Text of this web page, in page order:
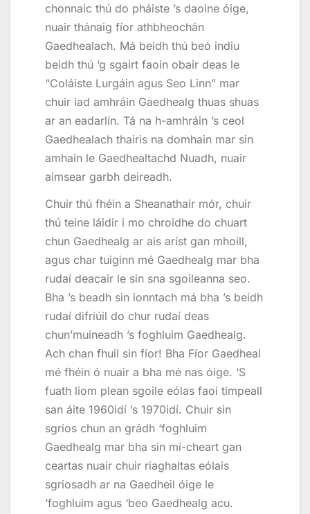
chonnaic thú do pháiste ’s daoine óige,
nuair thánaig fíor athbheochán
Gaedhealach. Má beidh thú beó indiu
beidh thú ‘g sgairt faoin obair deas le
“Coláiste Lurgáin agus Seo Linn” mar
chuir iad amhráin Gaedhealg thuas shuas
ar an eadarlín. Tá na h-amhráin ’s ceol
Gaedhealach thairis na domhain mar sin
amhain le Gaedhealtachd Nuadh, nuair
aimsear garbh deireadh.
Chuir thú fhéin a Sheanathair mór, chuir
thú teine láidir i mo chroidhe do chuart
chun Gaedhealg ar ais aríst gan mhoill,
agus char tuiginn mé Gaedhealg mar bha
rudaí deacair le sin sna sgoileanna seo.
Bha ’s beadh sin ionntach má bha ’s beidh
rudaí difriúil do chur rudaí deas
chun’muineadh ’s foghluim Gaedhealg.
Ach chan fhuil sin fíor! Bha Fíor Gaedheal
mé fhéin ó nuair a bha mé nas óige. ‘S
fuath liom plean sgoile eólas faoi timpeall
san áite 1960idí ’s 1970idí. Chuir sin
sgrios chun an grádh ‘foghluim
Gaedhealg mar bha sin mí-cheart gan
ceartas nuair chuir riaghaltas eólais
sgriosadh ar na Gaedheil óige le
‘foghluim agus ‘beo Gaedhealg acu.